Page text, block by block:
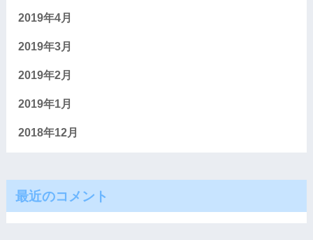
2019年4月
2019年3月
2019年2月
2019年1月
2018年12月
最近のコメント